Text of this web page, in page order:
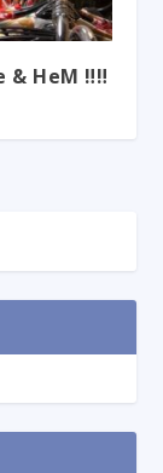
& HeM ‼️‼️